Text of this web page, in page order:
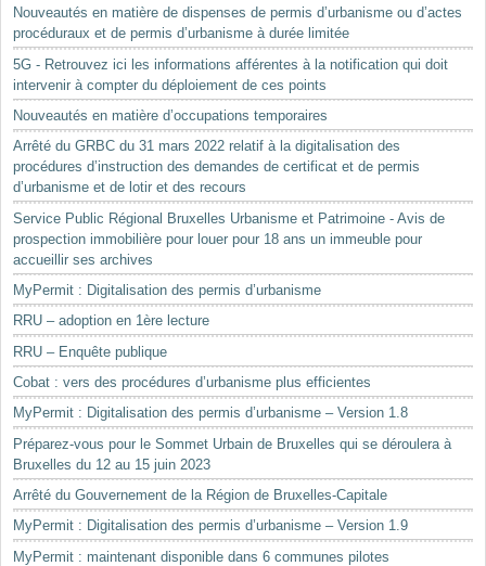
Nouveautés en matière de dispenses de permis d’urbanisme ou d’actes
procéduraux et de permis d’urbanisme à durée limitée
5G - Retrouvez ici les informations afférentes à la notification qui doit
intervenir à compter du déploiement de ces points
Nouveautés en matière d’occupations temporaires
Arrêté du GRBC du 31 mars 2022 relatif à la digitalisation des
procédures d’instruction des demandes de certificat et de permis
d’urbanisme et de lotir et des recours
Service Public Régional Bruxelles Urbanisme et Patrimoine - Avis de
prospection immobilière pour louer pour 18 ans un immeuble pour
accueillir ses archives
MyPermit : Digitalisation des permis d’urbanisme
RRU – adoption en 1ère lecture
RRU – Enquête publique
Cobat : vers des procédures d’urbanisme plus efficientes
MyPermit : Digitalisation des permis d’urbanisme – Version 1.8
Préparez-vous pour le Sommet Urbain de Bruxelles qui se déroulera à
Bruxelles du 12 au 15 juin 2023
Arrêté du Gouvernement de la Région de Bruxelles-Capitale
MyPermit : Digitalisation des permis d’urbanisme – Version 1.9
MyPermit : maintenant disponible dans 6 communes pilotes